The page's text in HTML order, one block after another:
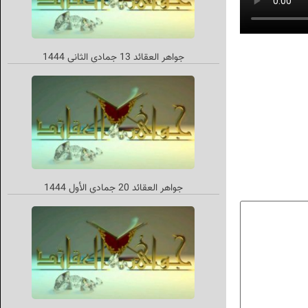
جواهر العقائد 13 جمادي الثاني 1444
جواهر العقائد 20 جمادي الأول 1444